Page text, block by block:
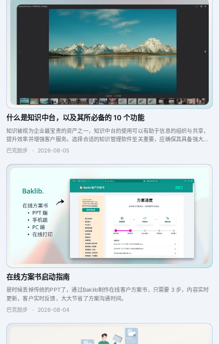
什么是知识中台，以及其所必备的 10 个功能
知识被视为企业最宝贵的资产之一，知识中台的使用可以有助于信息的组织与共享，
提升效率并增强客户服务。选择合适的知识管理软件至关重要，应确保其具备强大的
搜索引擎、问答引擎以及报告分析和反馈功能，这些特点将提升团队的协作与生产
力，从而实现更...
巴克励步 · 2026-08-05
在线方案书启动指南
是时候丢掉传统的PPT了，通过Baklib制作在线客户方案书，只需要 3 步，内容实时
更新，客户实时反馈，大大节省了方案沟通时间。
巴克励步
· 2026-08-04